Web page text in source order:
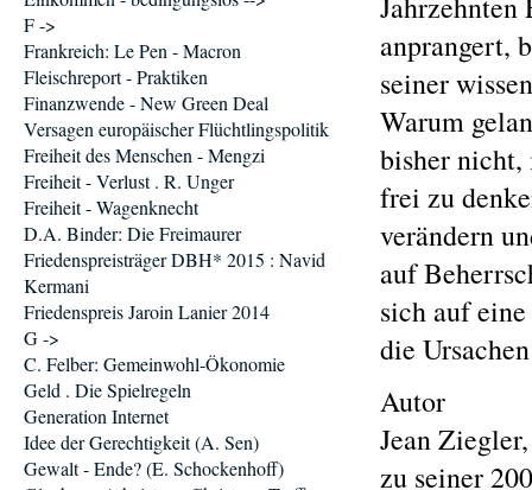
anprangert,
seiner
Warum
bisher nicht,
frei zu
verändern
auf
sich auf
die
Autor
Jean
zu seiner
F ->
Frankreich: Le Pen - Macron
Fleischreport - Praktiken
Finanzwende - New Green Deal
Versagen europäischer Flüchtlingspolitik
Freiheit des Menschen - Mengzi
Freiheit - Verlust . R. Unger
Freiheit - Wagenknecht
D.A. Binder: Die Freimaurer
Friedenspreisträger DBH* 2015 : Navid
Kermani
Friedenspreis Jaroin Lanier 2014
G ->
C. Felber: Gemeinwohl-Ökonomie
Geld . Die Spielregeln
Generation Internet
Idee der Gerechtigkeit (A. Sen)
Gewalt - Ende? (E. Schockenhoff)